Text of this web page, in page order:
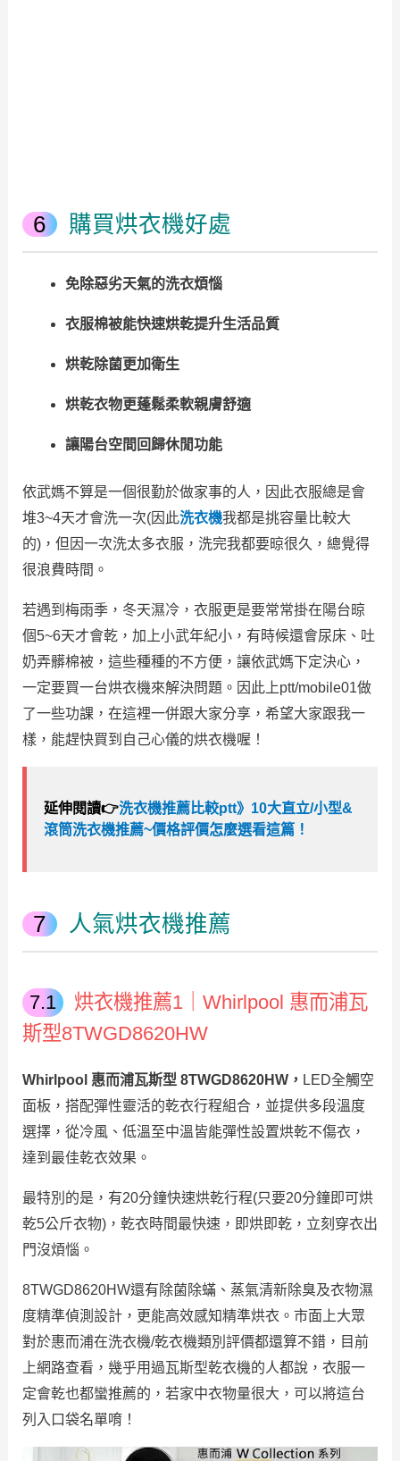
購買烘衣機好處
免除惡劣天氣的洗衣煩惱
衣服棉被能快速烘乾提升生活品質
烘乾除菌更加衛生
烘乾衣物更蓬鬆柔軟親膚舒適
讓陽台空間回歸休閒功能
依武媽不算是一個很勤於做家事的人，因此衣服總是會
堆3~4天才會洗一次(因此洗衣機我都是挑容量比較大
的)，但因一次洗太多衣服，洗完我都要晾很久，總覺得
很浪費時間。
若遇到梅雨季，冬天濕冷，衣服更是要常常掛在陽台晾
個5~6天才會乾，加上小武年紀小，有時候還會尿床、吐
奶弄髒棉被，這些種種的不方便，讓依武媽下定決心，
一定要買一台烘衣機來解決問題。因此上ptt/mobile01做
了一些功課，在這裡一併跟大家分享，希望大家跟我一
樣，能趕快買到自己心儀的烘衣機喔！
延伸閱讀👉洗衣機推薦比較ptt》10大直立/小型&
滾筒洗衣機推薦~價格評價怎麼選看這篇！
人氣烘衣機推薦
烘衣機推薦1｜Whirlpool 惠而浦瓦
斯型8TWGD8620HW
Whirlpool 惠而浦瓦斯型 8TWGD8620HW， LED全觸空
面板，搭配彈性靈活的乾衣行程組合，並提供多段溫度
選擇，從冷風、低溫至中溫皆能彈性設置烘乾不傷衣，
達到最佳乾衣效果。
最特別的是，有20分鐘快速烘乾行程(只要20分鐘即可烘
乾5公斤衣物)，乾衣時間最快速，即烘即乾，立刻穿衣出
門沒煩惱。
8TWGD8620HW還有除菌除蟎、蒸氣清新除臭及衣物濕
度精準偵測設計，更能高效感知精準烘衣。市面上大眾
對於惠而浦在洗衣機/乾衣機類別評價都還算不錯，目前
上網路查看，幾乎用過瓦斯型乾衣機的人都說，衣服一
定會乾也都蠻推薦的，若家中衣物量很大，可以將這台
列入口袋名單唷！